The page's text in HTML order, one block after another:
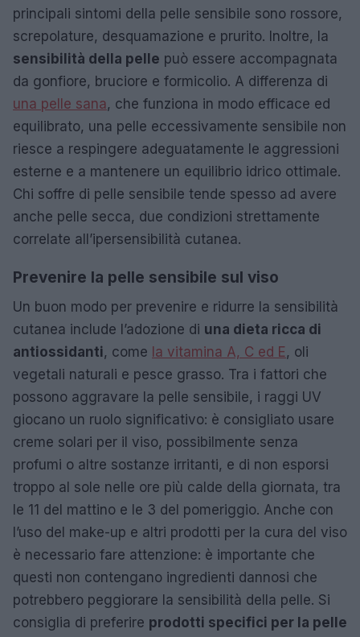
principali sintomi della pelle sensibile sono rossore,
screpolature, desquamazione e prurito. Inoltre, la
sensibilità della pelle può essere accompagnata
da gonfiore, bruciore e formicolio. A differenza di
una pelle sana, che funziona in modo efficace ed
equilibrato, una pelle eccessivamente sensibile non
riesce a respingere adeguatamente le aggressioni
esterne e a mantenere un equilibrio idrico ottimale.
Chi soffre di pelle sensibile tende spesso ad avere
anche pelle secca, due condizioni strettamente
correlate all’ipersensibilità cutanea.
Prevenire la pelle sensibile sul viso
Un buon modo per prevenire e ridurre la sensibilità
cutanea include l’adozione di una dieta ricca di
antiossidanti, come la vitamina A, C ed E, oli
vegetali naturali e pesce grasso. Tra i fattori che
possono aggravare la pelle sensibile, i raggi UV
giocano un ruolo significativo: è consigliato usare
creme solari per il viso, possibilmente senza
profumi o altre sostanze irritanti, e di non esporsi
troppo al sole nelle ore più calde della giornata, tra
le 11 del mattino e le 3 del pomeriggio. Anche con
l’uso del make-up e altri prodotti per la cura del viso
è necessario fare attenzione: è importante che
questi non contengano ingredienti dannosi che
potrebbero peggiorare la sensibilità della pelle. Si
consiglia di preferire prodotti specifici per la pelle